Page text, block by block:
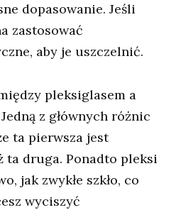
dopasowanie. Jeśli
zastosować
aby je uszczelnić.
pleksiglasem a
z głównych różnic
ta pierwsza jest
ta druga. Ponadto pleksi
jak zwykłe szkło, co
wyciszyć